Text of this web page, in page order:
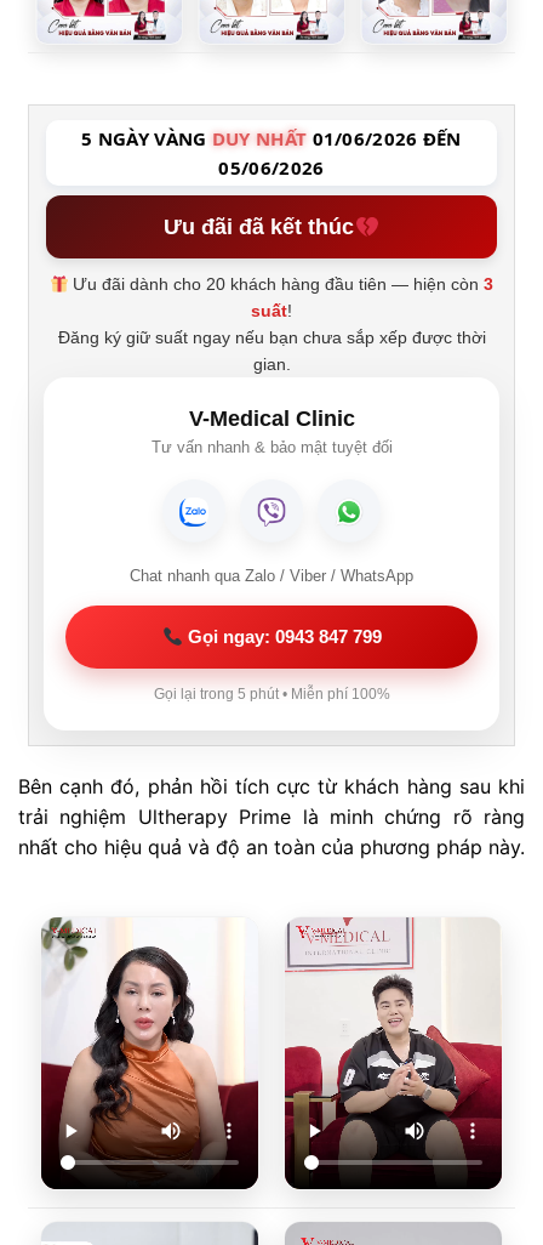
5 NGÀY VÀNG DUY NHẤT 01/06/2026 ĐẾN
05/06/2026
Ưu đãi đã kết thúc
Ưu đãi dành cho 20 khách hàng đầu tiên — hiện còn3
suất!
Đăng ký giữ suất ngay nếu bạn chưa sắp xếp được thời
gian.
V-Medical Clinic
Tư vấn nhanh & bảo mật tuyệt đối
Chat nhanh qua Zalo / Viber / WhatsApp
Gọi ngay: 0943 847 799
Gọi lại trong 5 phút • Miễn phí 100%
Bên cạnh đó, phản hồi tích cực từ khách hàng sau khi
trải nghiệm Ultherapy Prime là minh chứng rõ ràng
nhất cho hiệu quả và độ an toàn của phương pháp này.